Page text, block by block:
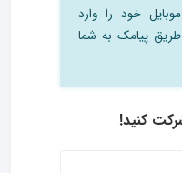
خود را وارد
طریق پیامک به شما
کنید!